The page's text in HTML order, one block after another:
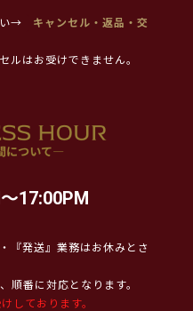
い→
キャンセル・返品・交
ルはお受けできません。
17:00PM
『発送』業務はお休みとさ
順番に対応となります。
しております。